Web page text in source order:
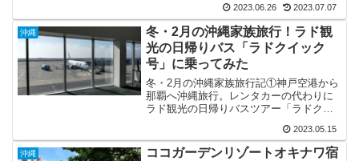
2023.06.26 2023.07.07
沖縄
冬・2月の沖縄家族旅行！ラド観
光の日帰りバス「ラドクイック
号」に乗ってみた
冬・2月の沖縄家族旅行記①神戸空港から
那覇へ沖縄旅行。レンタカーの代わりに
ラド観光の日帰りバスツアー「ラドクイ
さひろ酒造やＤＭＭかりゆし水族館を周
った感想をご紹介！
2023.05.15
沖縄
ココガーデンリゾートオキナワ宿